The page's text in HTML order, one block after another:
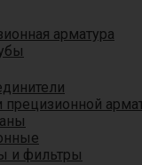
арматура
прецизионной
и фильтры